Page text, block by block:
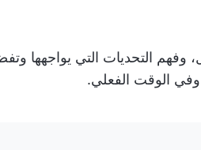
التحديات التي يواجهها
الوقت الفعلي.